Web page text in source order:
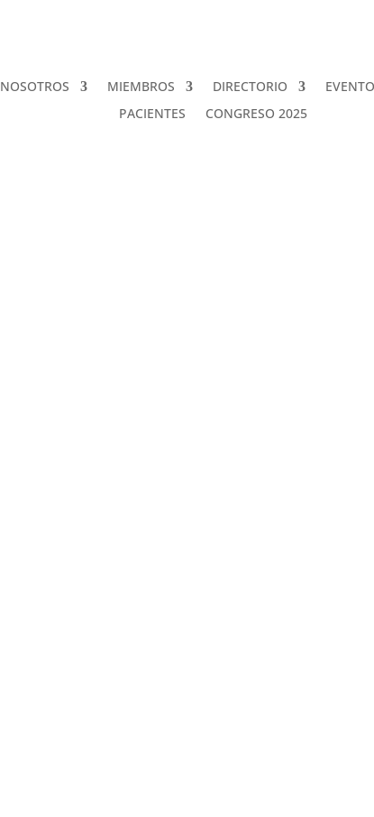
NOSOTROS MIEMBROS DIRECTORIO
PACIENTES
CONGRESO 2025